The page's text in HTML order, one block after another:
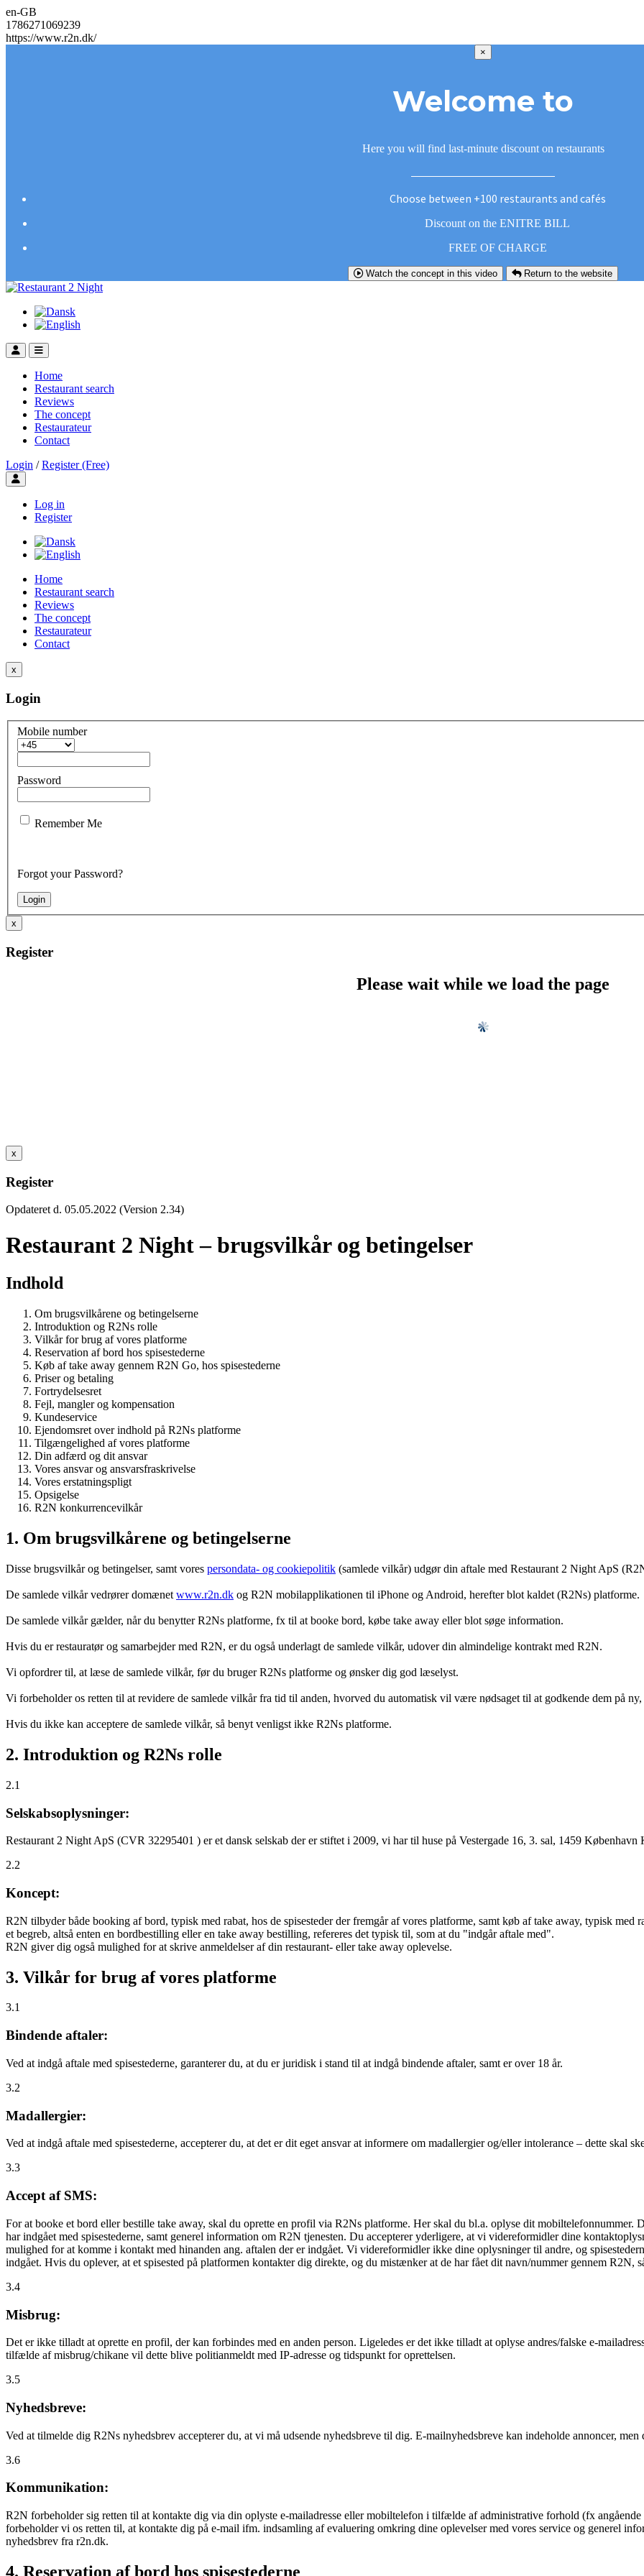
en-GB
1786271069239
https://www.r2n.dk/
×
Welcome to
Here you will find last-minute discount on restaurants
Choose between +100 restaurants and cafés
Discount on the ENITRE BILL
FREE OF CHARGE
Watch the concept in this video Return to the website
Home
Restaurant search
Reviews
The concept
Restaurateur
Contact
Login / Register (Free)
Toggle user menu
Log in
Register
Home
Restaurant search
Reviews
The concept
Restaurateur
Contact
x
Login
Mobile number
Password
Remember Me
Forgot your Password?
x
Register
Please wait while we load the page
x
Register
Opdateret d. 05.05.2022 (Version 2.34)
Restaurant 2 Night – brugsvilkår og betingelser
Indhold
Om brugsvilkårene og betingelserne
Introduktion og R2Ns rolle
Vilkår for brug af vores platforme
Reservation af bord hos spisestederne
Køb af take away gennem R2N Go, hos spisestederne
Priser og betaling
Fortrydelsesret
Fejl, mangler og kompensation
Kundeservice
Ejendomsret over indhold på R2Ns platforme
Tilgængelighed af vores platforme
Din adfærd og dit ansvar
Vores ansvar og ansvarsfraskrivelse
Vores erstatningspligt
Opsigelse
R2N konkurrencevilkår
1. Om brugsvilkårene og betingelserne
Disse brugsvilkår og betingelser, samt vores persondata- og cookiepolitik (samlede vilkår) udgør din aftale med Restaurant 2 Night ApS
De samlede vilkår vedrører domænet www.r2n.dk og R2N mobilapplikationen til iPhone og Android, herefter blot kaldet (R2Ns) platforme.
De samlede vilkår gælder, når du benytter R2Ns platforme, fx til at booke bord, købe take away eller blot søge information.
Hvis du er restauratør og samarbejder med R2N, er du også underlagt de samlede vilkår, udover din almindelige kontrakt med R2N.
Vi opfordrer til, at læse de samlede vilkår, før du bruger R2Ns platforme og ønsker dig god læselyst.
Vi forbeholder os retten til at revidere de samlede vilkår fra tid til anden, hvorved du automatisk vil være nødsaget til at godkende dem på
Hvis du ikke kan acceptere de samlede vilkår, så benyt venligst ikke R2Ns platforme.
2. Introduktion og R2Ns rolle
2.1
Selskabsoplysninger:
Restaurant 2 Night ApS (CVR 32295401 ) er et dansk selskab der er stiftet i 2009, vi har til huse på Vestergade 16, 3. sal, 1459 København
2.2
Koncept:
R2N tilbyder både booking af bord, typisk med rabat, hos de spisesteder der fremgår af vores platforme, samt køb af take away, typisk med
et begreb, altså enten en bordbestilling eller en take away bestilling, refereres det typisk til, som at du "indgår aftale med".
R2N giver dig også mulighed for at skrive anmeldelser af din restaurant- eller take away oplevelse.
3. Vilkår for brug af vores platforme
3.1
Bindende aftaler:
Ved at indgå aftale med spisestederne, garanterer du, at du er juridisk i stand til at indgå bindende aftaler, samt er over 18 år.
3.2
Madallergier:
Ved at indgå aftale med spisestederne, accepterer du, at det er dit eget ansvar at informere om madallergier og/eller intolerance – dette skal
3.3
Accept af SMS:
For at booke et bord eller bestille take away, skal du oprette en profil via R2Ns platforme. Her skal du bl.a. oplyse dit mobiltelefonnummer.
har indgået med spisestederne, samt generel information om R2N tjenesten. Du accepterer yderligere, at vi videreformidler dine
mulighed for at komme i kontakt med hinanden ang. aftalen der er indgået. Vi videreformidler ikke dine oplysninger til andre, og
indgået. Hvis du oplever, at et spisested på platformen kontakter dig direkte, og du mistænker at de har fået dit navn/nummer gennem R2N,
3.4
Misbrug:
Det er ikke tilladt at oprette en profil, der kan forbindes med en anden person. Ligeledes er det ikke tilladt at oplyse andres/falske e-
tilfælde af misbrug/chikane vil dette blive politianmeldt med IP-adresse og tidspunkt for oprettelsen.
3.5
Nyhedsbreve:
Ved at tilmelde dig R2Ns nyhedsbrev accepterer du, at vi må udsende nyhedsbreve til dig. E-mailnyhedsbreve kan indeholde annoncer,
3.6
Kommunikation:
R2N forbeholder sig retten til at kontakte dig via din oplyste e-mailadresse eller mobiltelefon i tilfælde af administrative forhold (fx
forbeholder vi os retten til, at kontakte dig på e-mail ifm. indsamling af evaluering omkring dine oplevelser med vores service og generel
nyhedsbrev fra r2n.dk.
4. Reservation af bord hos spisestederne